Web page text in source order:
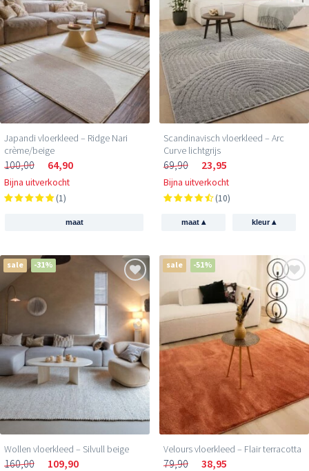
Japandi vloerkleed – Ridge Nari
crème/beige
100,00 64,90
Bijna uitverkocht
(1)
maat
Scandinavisch vloerkleed – Arc
Curve lichtgrijs
69,90 23,95
Bijna uitverkocht
(10)
maat ▴ kleur▴
sale -31%
Wollen vloerkleed – Silvull beige
160,00 109,90
sale -51%
Velours vloerkleed – Flair terracotta
79,90 38,95